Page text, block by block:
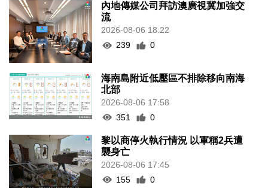
內地傳媒公司拜訪澳廣視冀加強交
流
2026-08-06 18:22
239
0
海南島附近低壓區不排除移向南海
北部
2026-08-06 17:58
351
0
黎以商停火執行情況 以軍稱2兵遭
襲身亡
2026-08-06 17:45
155
0